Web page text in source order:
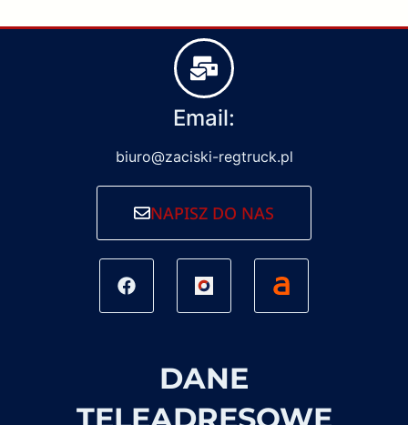
Email:
biuro@zaciski-regtruck.pl
NAPISZ DO NAS
DANE